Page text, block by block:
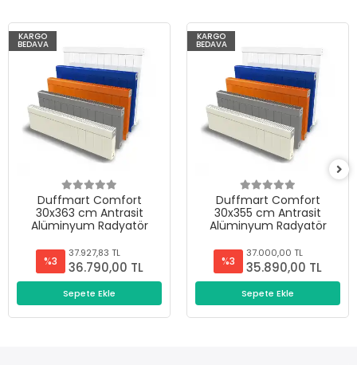
KARGO
BEDAVA
Duffmart Comfort
30x363 cm Antrasit
Alüminyum Radyatör
%3
37.927,83 TL
36.790,00 TL
Sepete Ekle
KARGO
BEDAVA
Duffmart Comfort
30x355 cm Antrasit
Alüminyum Radyatör
%3
37.000,00 TL
35.890,00 TL
Sepete Ekle